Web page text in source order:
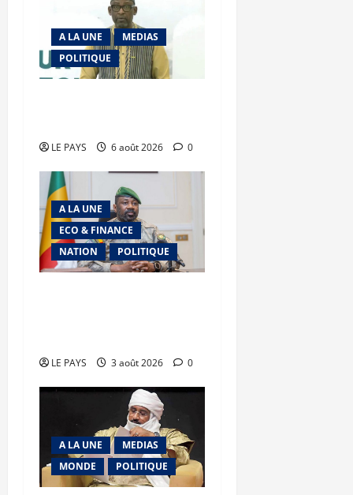
A LA UNE
MEDIAS
POLITIQUE
LE PAYS 6 août 2026 0
A LA UNE
ECO & FINANCE
NATION
POLITIQUE
LE PAYS 3 août 2026 0
A LA UNE
MEDIAS
MONDE
POLITIQUE